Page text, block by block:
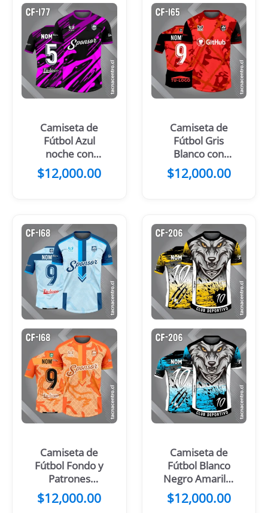
Camiseta de
Fútbol Azul
noche con
Manchas
Amarillas y
$12,000.00
Camiseta de
Fútbol Gris
Blanco con
Mangas Negras
$12,000.00
Camiseta de
Fútbol Fondo y
Patrones
Celeste con
Manga Azul
$12,000.00
Camiseta de
Fútbol Blanco
Negro Amarillo
con Cabeza de
Lobo
$12,000.00